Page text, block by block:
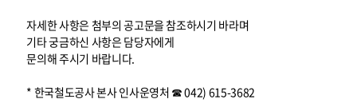
자세한 사항은 첨부의 공고문을 참조하시기 바라며
기타 궁금하신 사항은 담당자에게
문의해 주시기 바랍니다.
* 한국철도공사 본사 인사운영처 ☎ 042) 615-3682